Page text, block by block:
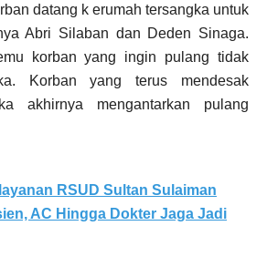
datang k erumah tersangka untuk
Abri Silaban dan Deden Sinaga.
korban yang ingin pulang tidak
Korban yang terus mendesak
akhirnya mengantarkan pulang
RSUD Sultan Sulaiman
AC Hingga Dokter Jaga Jadi